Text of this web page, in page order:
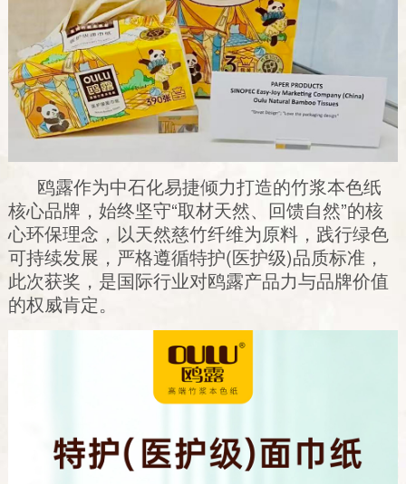
鸥露作为中石化易捷倾力打造的竹浆本色纸
核心品牌，始终坚守“取材天然、回馈自然”的核
心环保理念，以天然慈竹纤维为原料，践行绿色
可持续发展，严格遵循特护(医护级)品质标准，
此次获奖，是国际行业对鸥露产品力与品牌价值
的权威肯定。